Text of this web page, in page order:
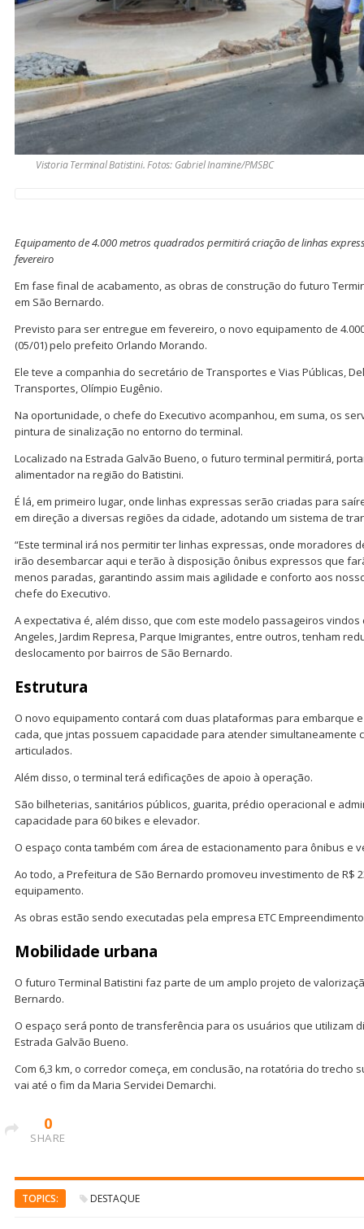
Vistoria Terminal Batistini. Fotos: Gabriel Inamine/PMSBC
Equipamento de 4.000 metros quadrados permitirá criação de linhas
fevereiro
Em fase final de acabamento, as obras de construção do futuro
em São Bernardo.
Previsto para ser entregue em fevereiro, o novo equipamento de
(05/01) pelo prefeito Orlando Morando.
Ele teve a companhia do secretário de Transportes e Vias Públicas,
Transportes, Olímpio Eugênio.
Na oportunidade, o chefe do Executivo acompanhou, em suma, os
pintura de sinalização no entorno do terminal.
Localizado na Estrada Galvão Bueno, o futuro terminal permitirá,
alimentador na região do Batistini.
É lá, em primeiro lugar, onde linhas expressas serão criadas para
em direção a diversas regiões da cidade, adotando um sistema de
“Este terminal irá nos permitir ter linhas expressas, onde moradores
irão desembarcar aqui e terão à disposição ônibus expressos que
menos paradas, garantindo assim mais agilidade e conforto aos
chefe do Executivo.
A expectativa é, além disso, que com este modelo passageiros
Angeles, Jardim Represa, Parque Imigrantes, entre outros, tenham
deslocamento por bairros de São Bernardo.
Estrutura
O novo equipamento contará com duas plataformas para embarque
cada, que jntas possuem capacidade para atender simultaneamente
articulados.
Além disso, o terminal terá edificações de apoio à operação.
São bilheterias, sanitários públicos, guarita, prédio operacional e
capacidade para 60 bikes e elevador.
O espaço conta também com área de estacionamento para ônibus e
Ao todo, a Prefeitura de São Bernardo promoveu investimento de R$
equipamento.
As obras estão sendo executadas pela empresa ETC
Mobilidade urbana
O futuro Terminal Batistini faz parte de um amplo projeto de
Bernardo.
O espaço será ponto de transferência para os usuários que utilizam
Estrada Galvão Bueno.
Com 6,3 km, o corredor começa, em conclusão, na rotatória do trecho
vai até o fim da Maria Servidei Demarchi.
0
SHARE
TOPICS: DESTAQUE